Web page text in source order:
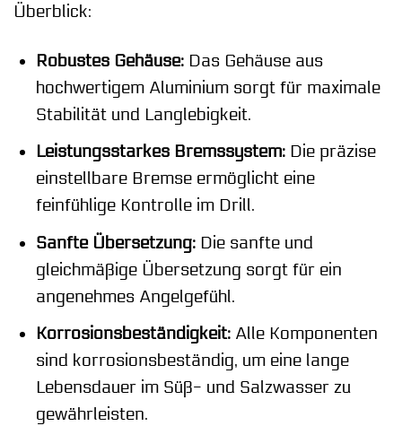
Überblick:
Robustes Gehäuse:Das Gehäuse aus
hochwertigem Aluminium sorgt für maximale
Stabilität und Langlebigkeit.
Leistungsstarkes Bremssystem:Die präzise
einstellbare Bremse ermöglicht eine
feinfühlige Kontrolle im Drill.
Sanfte Übersetzung:Die sanfte und
gleichmäßige Übersetzung sorgt für ein
angenehmes Angelgefühl.
Korrosionsbeständigkeit:Alle Komponenten
sind korrosionsbeständig, um eine lange
Lebensdauer im Süß- und Salzwasser zu
gewährleisten.